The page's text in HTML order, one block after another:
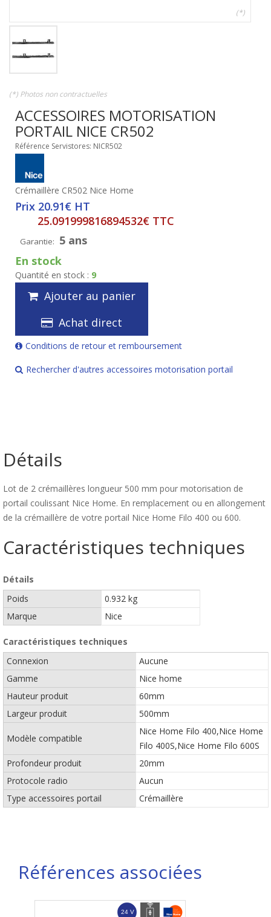
(*)
(*) Photos non contractuelles
ACCESSOIRES MOTORISATION
PORTAIL NICE CR502
Référence Servistores: NICR502
Crémaillère CR502 Nice Home
Prix 20.91€ HT
25.091999816894532€ TTC
Garantie: 5 ans
En stock
Quantité en stock : 9
Ajouter au panier
Achat direct
Conditions de retour et remboursement
Rechercher d'autres accessoires motorisation portail
Détails
Lot de 2 crémaillères longueur 500 mm pour motorisation de
portail coulissant Nice Home. En remplacement ou en allongement
de la crémaillère de votre portail Nice Home Filo 400 ou 600.
Caractéristiques techniques
Détails
Poids
0.932 kg
Marque
Nice
Caractéristiques techniques
Connexion
Aucune
Gamme
Nice home
Hauteur produit
60mm
Largeur produit
500mm
Modèle compatible
Nice Home Filo 400,Nice Home
Filo 400S,Nice Home Filo 600S
Profondeur produit
20mm
Protocole radio
Aucun
Type accessoires portail
Crémaillère
Références associées